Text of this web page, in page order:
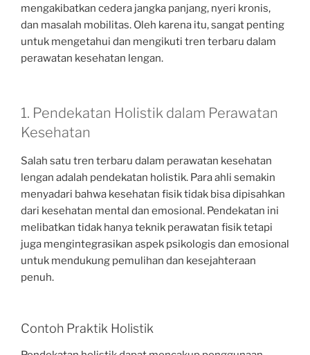
mengakibatkan cedera jangka panjang, nyeri kronis,
dan masalah mobilitas. Oleh karena itu, sangat penting
untuk mengetahui dan mengikuti tren terbaru dalam
perawatan kesehatan lengan.
1. Pendekatan Holistik dalam Perawatan
Kesehatan
Salah satu tren terbaru dalam perawatan kesehatan
lengan adalah pendekatan holistik. Para ahli semakin
menyadari bahwa kesehatan fisik tidak bisa dipisahkan
dari kesehatan mental dan emosional. Pendekatan ini
melibatkan tidak hanya teknik perawatan fisik tetapi
juga mengintegrasikan aspek psikologis dan emosional
untuk mendukung pemulihan dan kesejahteraan
penuh.
Contoh Praktik Holistik